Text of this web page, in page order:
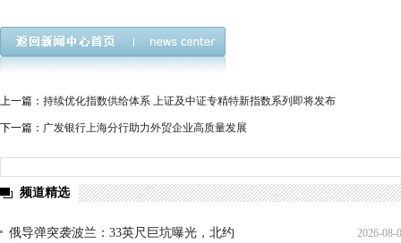
上一篇： 持续优化指数供给体系 上证及中证专精特新指数系列即将发布
下一篇： 广发银行上海分行助力外贸企业高质量发展
频道精选
俄导弹突袭波兰：33英尺巨坑曝光，北约 2026-08-